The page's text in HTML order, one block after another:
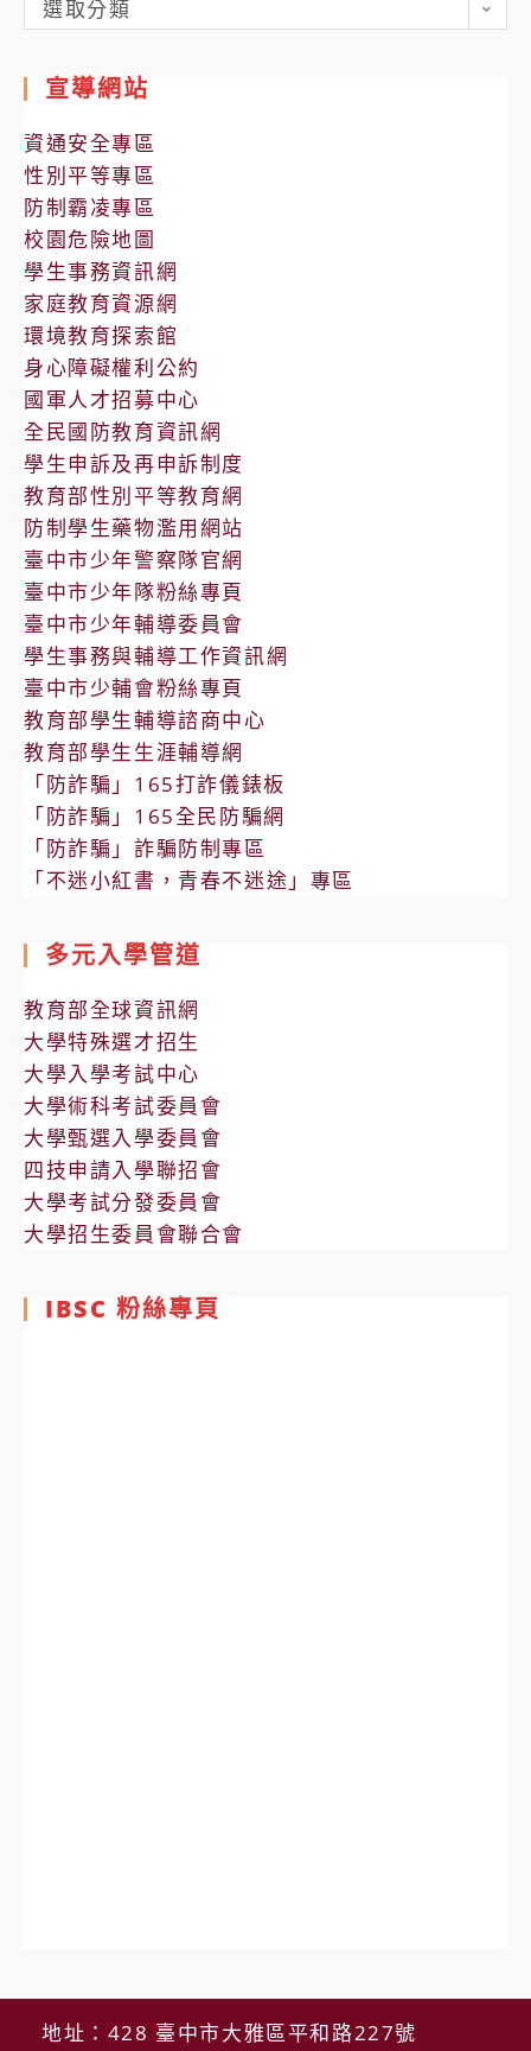
處
公
告
選取分類
宣導網站
資通安全專區
性別平等專區
防制霸凌專區
校園危險地圖
學生事務資訊網
家庭教育資源網
環境教育探索館
身心障礙權利公約
國軍人才招募中心
全民國防教育資訊網
學生申訴及再申訴制度
教育部性別平等教育網
防制學生藥物濫用網站
臺中市少年警察隊官網
臺中市少年隊粉絲專頁
臺中市少年輔導委員會
學生事務與輔導工作資訊網
臺中市少輔會粉絲專頁
教育部學生輔導諮商中心
教育部學生生涯輔導網
「防詐騙」165打詐儀錶板
「防詐騙」165全民防騙網
「防詐騙」詐騙防制專區
「不迷小紅書，青春不迷途」專區
多元入學管道
教育部全球資訊網
大學特殊選才招生
大學入學考試中心
大學術科考試委員會
大學甄選入學委員會
四技申請入學聯招會
大學考試分發委員會
大學招生委員會聯合會
IBSC 粉絲專頁
地址：428 臺中市大雅區平和路227號